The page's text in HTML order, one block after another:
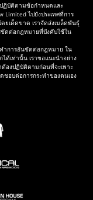
ฏิบัติตามข้อกำหนดและ
Limited ไปยังประเทศที่การ
ยเด็ดขาด เราจัดส่งเมล็ดพันธุ์
ขัดต่อกฎหมายที่บังคับใช้ใน
ทำการอันขัดต่อกฎหมาย ใน
ได้เท่านั้น เราขอแนะนำอย่าง
องปฏิบัติตามก่อนที่จะเพาะ
ชอบต่อการกระทำของตนเอง